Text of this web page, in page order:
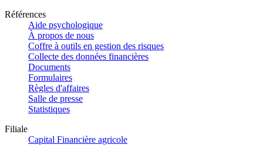
Références
Aide psychologique
À propos de nous
Coffre à outils en gestion des risques
Collecte des données financières
Documents
Formulaires
Règles d'affaires
Salle de presse
Statistiques
Filiale
Capital Financière agricole